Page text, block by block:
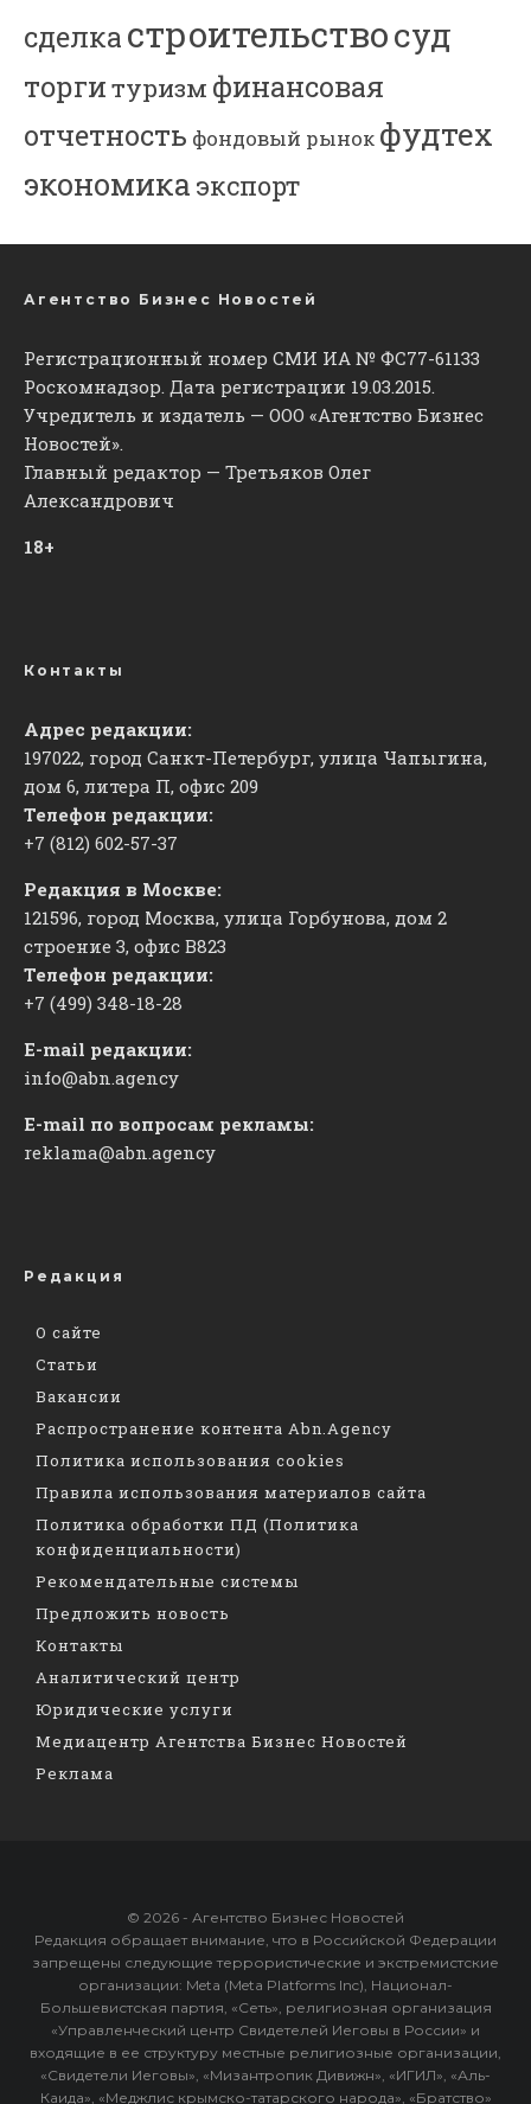
сделкастроительствосуд
торгитуризм финансовая
отчетность фондовый рынок фудтех
экономика экспорт
Агентство Бизнес Новостей
Регистрационный номер СМИ ИА № ФС77-61133
Роскомнадзор. Дата регистрации 19.03.2015.
Учредитель и издатель — ООО «Агентство Бизнес
Новостей».
Главный редактор — Третьяков Олег
Александрович
18+
Контакты
Адрес редакции:
197022, город Санкт-Петербург, улица Чапыгина,
дом 6, литера П, офис 209
Телефон редакции:
+7 (812) 602-57-37
Редакция в Москве:
121596, город Москва, улица Горбунова, дом 2
строение 3, офис ​В823
Телефон редакции:
+7 (499) 348-18-28
E-mail редакции:
info@abn.agency
E-mail по вопросам рекламы:
reklama@abn.agency
Редакция
О сайте
Статьи
Вакансии
Распространение контента Abn.Agency
Политика использования cookies
Правила использования материалов сайта
Политика обработки ПД (Политика
конфиденциальности)
Рекомендательные системы
Предложить новость
Контакты
Аналитический центр
Юридические услуги
Медиацентр Агентства Бизнес Новостей
Реклама
© 2026 - Агентство Бизнес Новостей
Редакция обращает внимание, что в Российской Федерации
запрещены следующие террористические и экстремистские
организации: Meta (Meta Platforms Inc), Национал-
Большевистская партия, «Сеть», религиозная организация
«Управленческий центр Свидетелей Иеговы в России» и
входящие в ее структуру местные религиозные организации,
«Свидетели Иеговы», «Мизантропик Дивижн», «ИГИЛ», «Аль-
Каида», «Меджлис крымско-татарского народа», «Братство»